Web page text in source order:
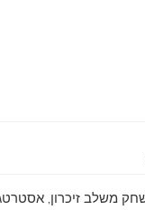
משלב זיכרון,